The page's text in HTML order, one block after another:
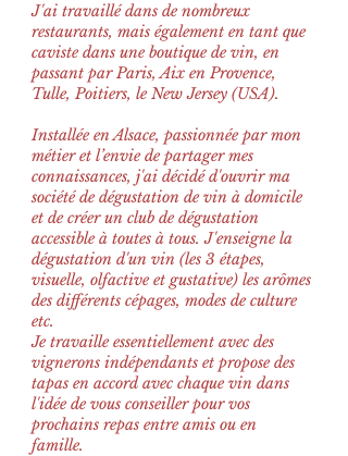
J'ai travaillé dans de nombreux
restaurants, mais également en tant que
caviste dans une boutique de vin, en
passant par Paris, Aix en Provence,
Tulle, Poitiers, le New Jersey (USA).
Installée en Alsace, passionnée par mon
métier et l’envie de partager mes
connaissances, j'ai décidé d'ouvrir ma
société de dégustation de vin à domicile
et de créer un club de dégustation
accessible à toutes à tous. J'enseigne la
dégustation d'un vin (les 3 étapes,
visuelle, olfactive et gustative) les arômes
des différents cépages, modes de culture
etc.
Je travaille essentiellement avec des
vignerons indépendants et propose des
tapas en accord avec chaque vin dans
l'idée de vous conseiller pour vos
prochains repas entre amis ou en
famille.